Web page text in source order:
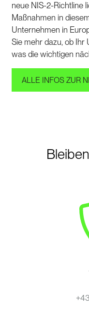
neue NIS-2-Richtline
Maßnahmen in
Unternehmen in
Sie mehr dazu, ob Ihr
was die wichtigen
ALLE INFOS ZUR